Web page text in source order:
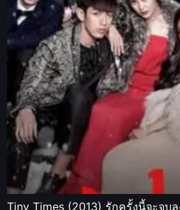
Tiny Times (2013) รักครั้งนี้จะจบ